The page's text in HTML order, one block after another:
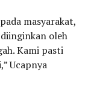
masyarakat,
oleh
Kami pasti
Ucapnya